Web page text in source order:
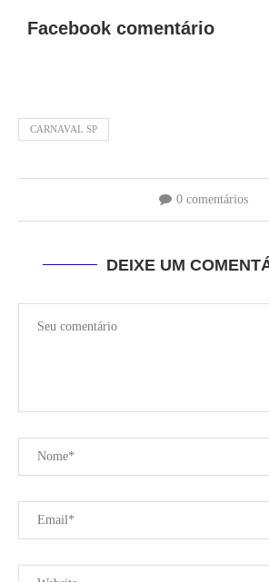
Facebook comentário
CARNAVAL SP
0 comentários
DEIXE UM